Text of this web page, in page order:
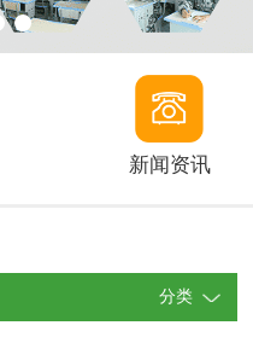
新闻资讯
分类